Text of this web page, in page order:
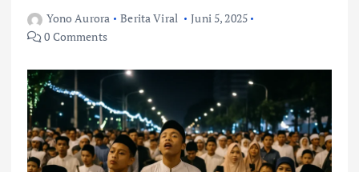
Yono Aurora Berita Viral
Juni 5, 2025
0 Comments